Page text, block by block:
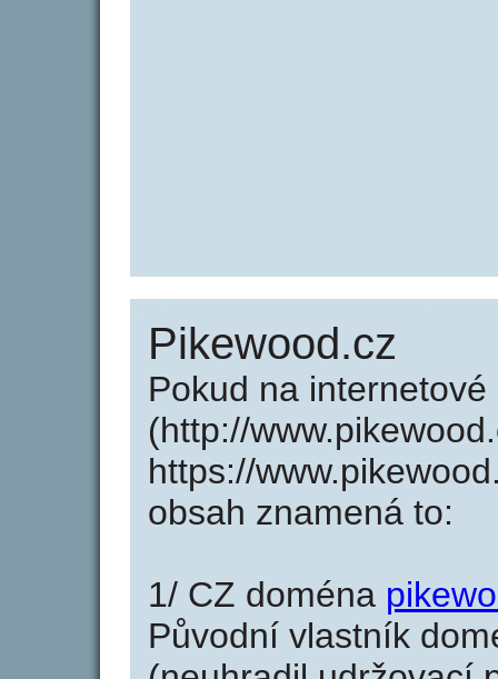
Pikewood.cz
Pokud na
(http://
https://
obsah znamená to:
1/ CZ doména
Původní vlastník